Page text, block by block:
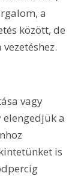
a
között, de
vagy
a
is